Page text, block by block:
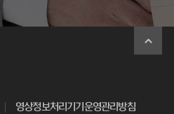
영상정보처리기기운영관리방침